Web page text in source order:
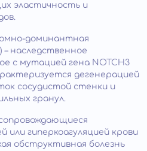
эластичность и
доминантная
– наследственное
с мутацией гена NOTCH3
дегенерацией
сосудистой стенки и
гранул.
или гиперкоагуляцией крови
обструктивная болезнь